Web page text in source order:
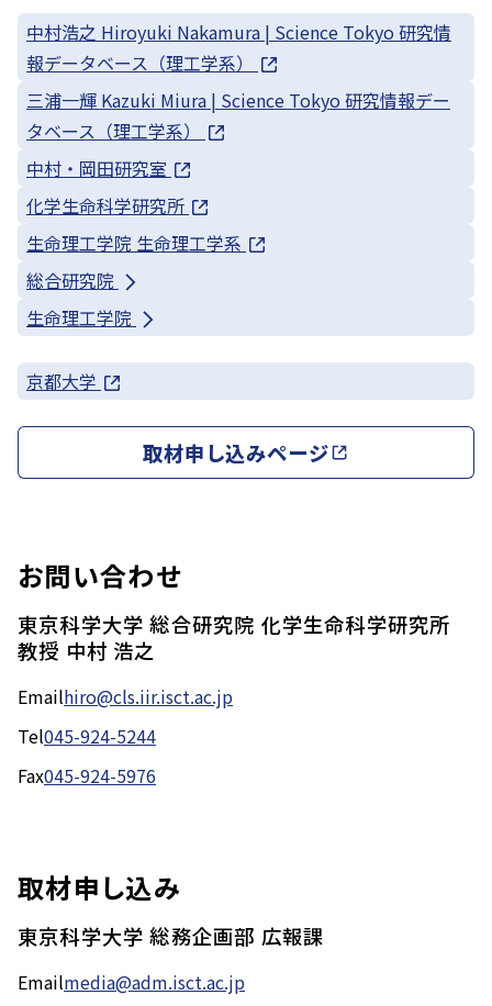
中村浩之 Hiroyuki Nakamura | Science Tokyo 研究情
報データベース（理工学系）
三浦一輝 Kazuki Miura | Science Tokyo 研究情報デー
タベース（理工学系）
中村・岡田研究室
化学生命科学研究所
生命理工学院 生命理工学系
総合研究院
生命理工学院
京都大学
取材申し込みページ
お問い合わせ
東京科学大学 総合研究院 化学生命科学研究所
教授 中村 浩之
Emailhiro@cls.iir.isct.ac.jp
Tel045-924-5244
Fax045-924-5976
取材申し込み
東京科学大学 総務企画部 広報課
Emailmedia@adm.isct.ac.jp